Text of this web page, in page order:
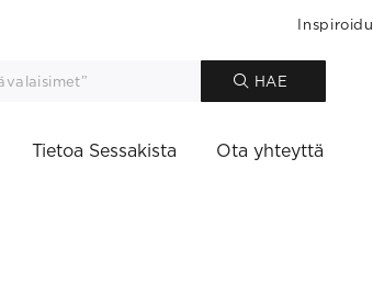
Inspiroidu
HAE
Tietoa Sessakista Ota yhteyttä